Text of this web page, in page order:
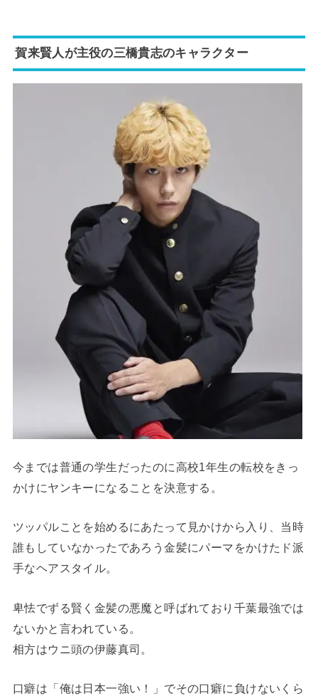
賀来賢人が主役の三橋貴志のキャラクター
今までは普通の学生だったのに高校1年生の転校をきっ
かけにヤンキーになることを決意する。
ツッパルことを始めるにあたって見かけから入り、当時
誰もしていなかったであろう金髪にパーマをかけたド派
手なヘアスタイル。
卑怯でずる賢く金髪の悪魔と呼ばれており千葉最強では
ないかと言われている。
相方はウニ頭の伊藤真司。
口癖は「俺は日本一強い！」でその口癖に負けないくら